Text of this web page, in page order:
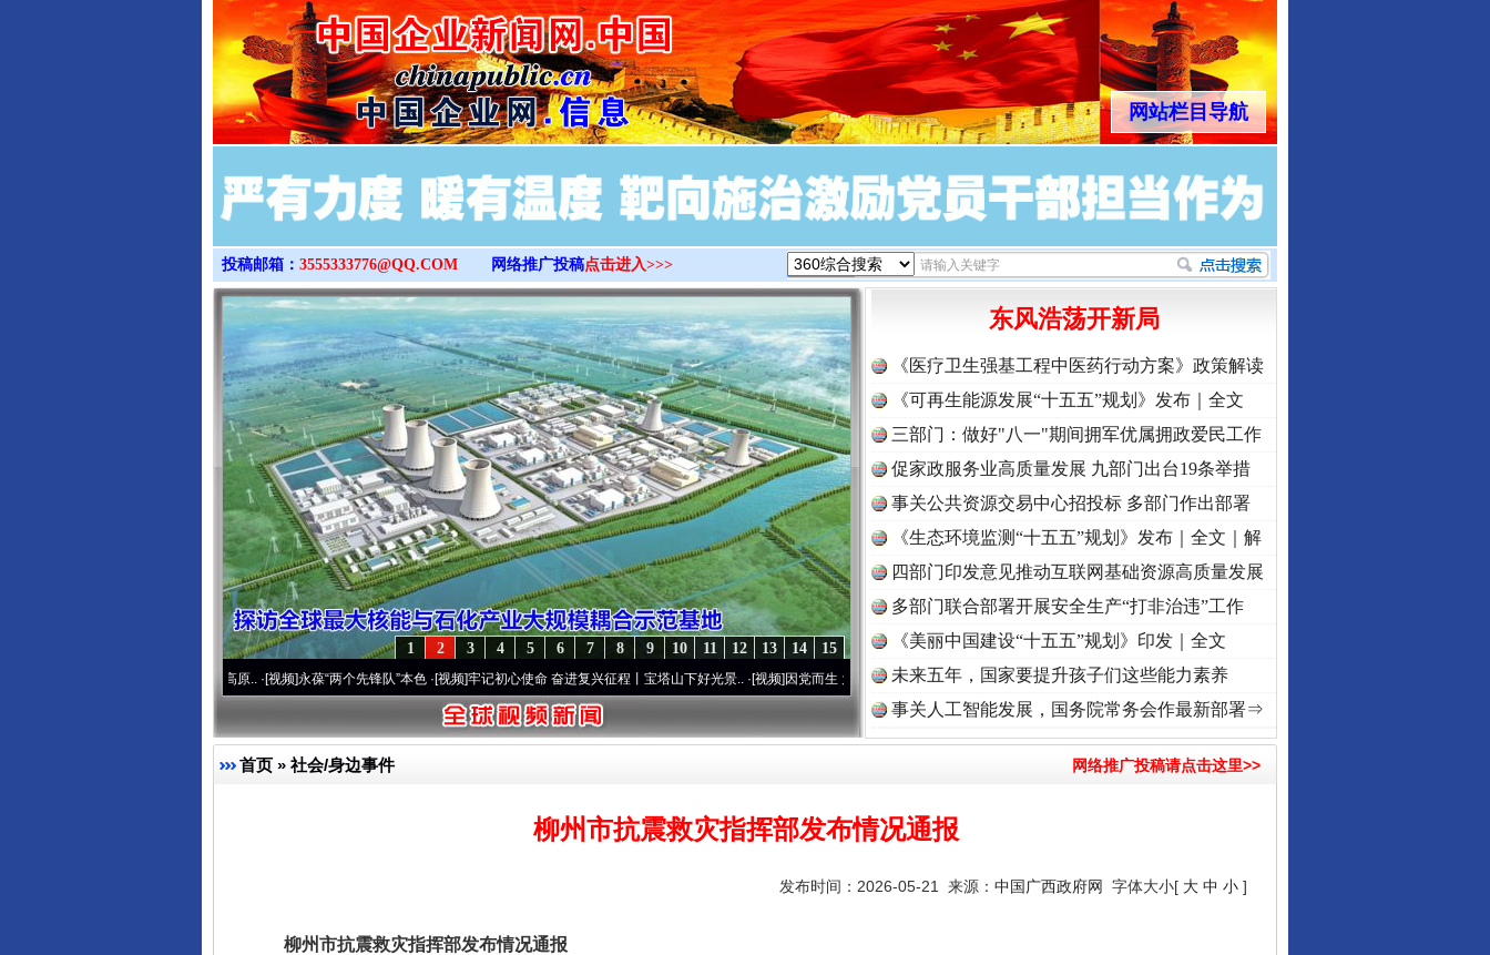
>
网站栏目导航
投稿邮箱： 3555333776@QQ.COM 网络推广投稿点击进入>>>
15
14
13
12
11
10
9
8
7
6
5
4
3
2
1
·[视频]永葆“两个先锋队”本色·[视频]牢记初心使命 奋进复兴征程丨宝塔山下好光景..·[视频]因党而生 为党而战——百年“纪”事⑧加强纪律..·[视频]牢记初心使命 奋进复兴征程丨“转折之城”激荡..
东风浩荡开新局
《医疗卫生强基工程中医药行动方案》政策解读
《可再生能源发展“十五五”规划》发布｜全文
三部门：做好"八一"期间拥军优属拥政爱民工作
促家政服务业高质量发展 九部门出台19条举措
事关公共资源交易中心招投标 多部门作出部署
《生态环境监测“十五五”规划》发布｜全文｜解
读
四部门印发意见推动互联网基础资源高质量发展
多部门联合部署开展安全生产“打非治违”工作
《美丽中国建设“十五五”规划》印发｜全文
未来五年，国家要提升孩子们这些能力素养
事关人工智能发展，国务院常务会作最新部署⇒
首页 » 社会/身边事件 网络推广投稿请点击这里>>
柳州市抗震救灾指挥部发布情况通报
发布时间：2026-05-21 来源： 中国广西政府网 字体大小[ 大 中 小 ]
柳州市抗震救灾指挥部发布情况通报